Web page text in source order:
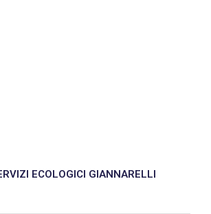
ECOLOGICI GIANNARELLI